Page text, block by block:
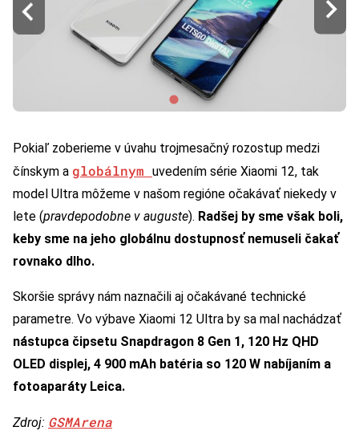
Pokiaľ zoberieme v úvahu trojmesačný rozostup medzi
čínskym a globálnym uvedením série Xiaomi 12, tak
model Ultra môžeme v našom regióne očakávať niekedy v
lete (pravdepodobne v auguste). Radšej by sme však boli,
keby sme na jeho globálnu dostupnosť nemuseli čakať
rovnako dlho.
Skoršie správy nám naznačili aj očakávané technické
parametre. Vo výbave Xiaomi 12 Ultra by sa mal nachádzať
nástupca čipsetu Snapdragon 8 Gen 1, 120 Hz QHD
OLED displej, 4 900 mAh batéria so 120 W nabíjaním a
fotoaparáty Leica.
Zdroj: GSMArena